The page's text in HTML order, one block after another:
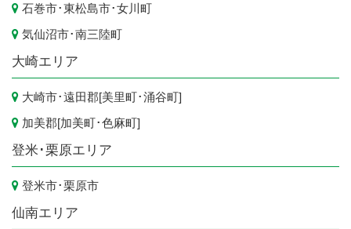
石巻市･東松島市･女川町
気仙沼市･南三陸町
大崎エリア
大崎市･遠田郡[美里町･涌谷町]
加美郡[加美町･色麻町]
登米･栗原エリア
登米市･栗原市
仙南エリア